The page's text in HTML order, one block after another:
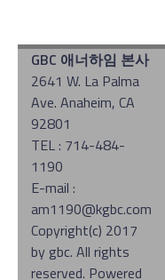
GBC 애너하임 본사
2641 W. La Palma
Ave. Anaheim, CA
92801
TEL : 714-484-
1190
E-mail :
am1190@kgbc.com
Copyright(c) 2017
by gbc. All rights
reserved. Powered